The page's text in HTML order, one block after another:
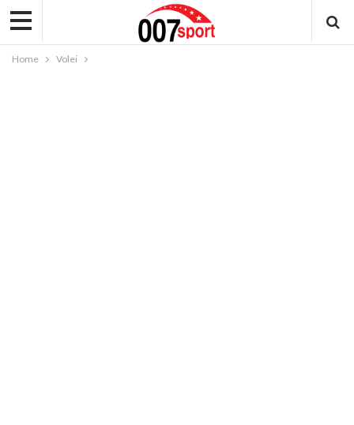
Home Volei